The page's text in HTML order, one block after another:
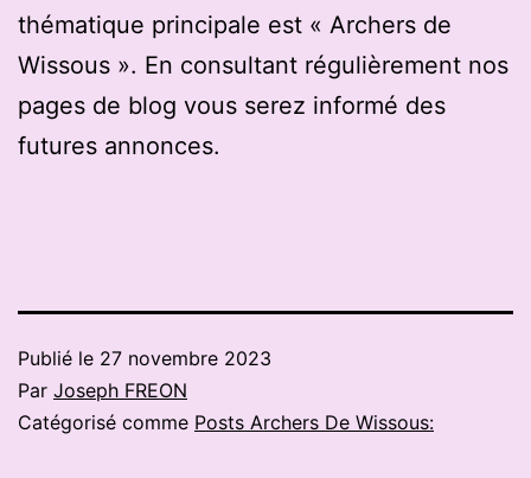
thématique principale est « Archers de
Wissous ». En consultant régulièrement nos
pages de blog vous serez informé des
futures annonces.
Publié le 27 novembre 2023
Par Joseph FREON
Catégorisé comme Posts Archers De Wissous: